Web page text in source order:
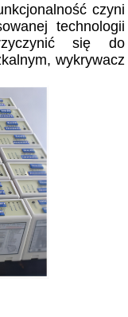
czyni
technologii
się do
wykrywacz